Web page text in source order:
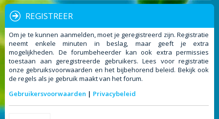
REGISTREER
Om je te kunnen aanmelden, moet je geregistreerd zijn. Registratie
neemt enkele minuten in beslag, maar geeft je extra
mogelijkheden. De forumbeheerder kan ook extra permissies
toestaan aan geregistreerde gebruikers. Lees voor registratie
onze gebruiksvoorwaarden en het bijbehorend beleid. Bekijk ook
de regels als je gebruik maakt van het forum.
Gebruikersvoorwaarden | Privacybeleid